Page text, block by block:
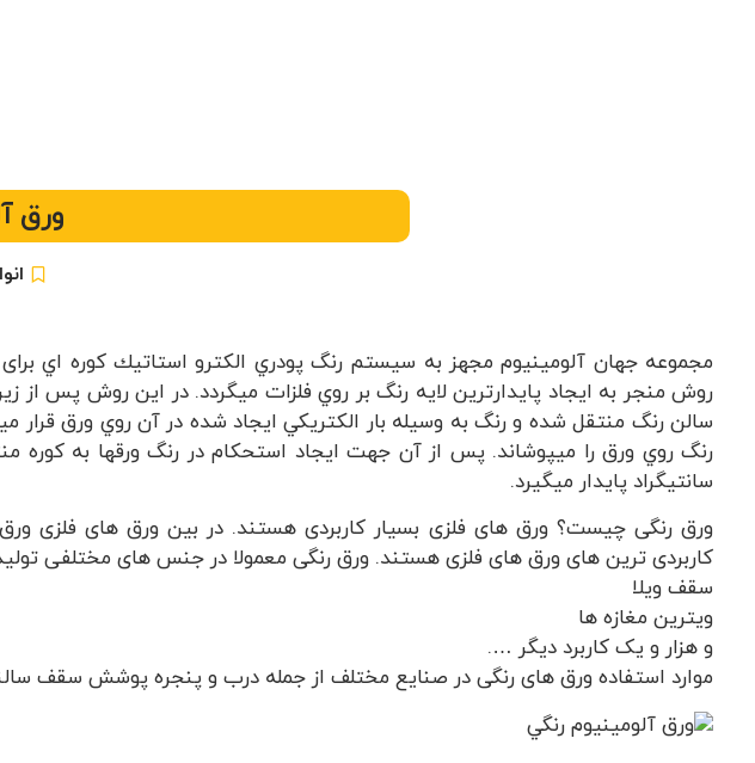
ورق
مجموعه جهان آلومینیوم مجهز به سيستم رنگ پودري الكترو استاتيك كوره اي برای
روش منجر به ايجاد پايدارترين لايه رنگ بر روي فلزات ميگردد. در اين روش پس از
سانتيگراد پایدار ميگيرد.
ورق رنگی چیست؟ ورق های فلزی بسیار کاربردی هستند. در بین ورق های فلزی ورق
کاربردی ترین های ورق های فلزی هستند. ورق رنگی معمولا در جنس های مختلفی
سقف ویلا
ویترین مغازه ها
و هزار و یک کاربرد دیگر ….
موارد استفاده ورق های رنگی در صنایع مختلف از جمله درب و پنجره پوشش سقف